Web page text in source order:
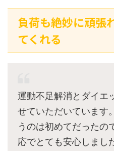
負荷も絶妙に頑張
てくれる
運動不足解消とダイエ
せていただいています
うのは初めてだったの
応でとても安心しまし